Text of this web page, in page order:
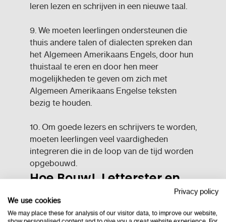
leren lezen en schrijven in een nieuwe taal.
9. We moeten leerlingen ondersteunen die
thuis andere talen of dialecten spreken dan
het Algemeen Amerikaans Engels, door hun
thuistaal te eren en door hen meer
mogelijkheden te geven om zich met
Algemeen Amerikaans Engelse teksten
bezig te houden.
10. Om goede lezers en schrijvers te worden,
moeten leerlingen veel vaardigheden
integreren die in de loop van de tijd worden
opgebouwd.
Hoe Bouw!, Letterster en
Boekies aansluiten op hoe
kinderen leren lezen
Privacy policy
We use cookies
We may place these for analysis of our visitor data, to improve our website,